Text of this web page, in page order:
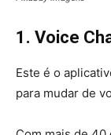
1. Voice
Este é o
para mudar de